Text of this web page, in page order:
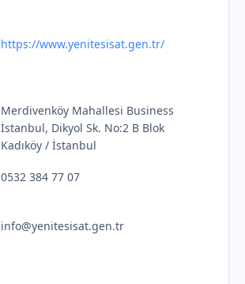
https://www.yenitesisat.gen.tr/
Merdivenköy Mahallesi Business
İstanbul, Dikyol Sk. No:2 B Blok
Kadıköy / İstanbul
0532 384 77 07
info@yenitesisat.gen.tr